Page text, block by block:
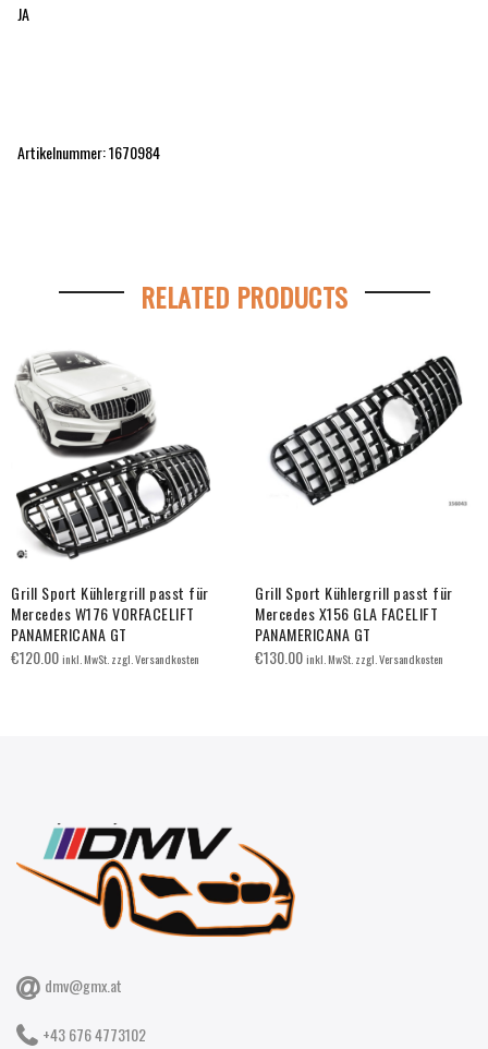
JA
Artikelnummer: 1670984
RELATED PRODUCTS
Grill Sport Kühlergrill passt für
Mercedes W176 VORFACELIFT
PANAMERICANA GT
€120.00inkl. MwSt. zzgl. Versandkosten
Grill Sport Kühlergrill passt für
Mercedes X156 GLA FACELIFT
PANAMERICANA GT
€130.00inkl. MwSt. zzgl. Versandkosten
dmv@gmx.at
+43 676 4773102